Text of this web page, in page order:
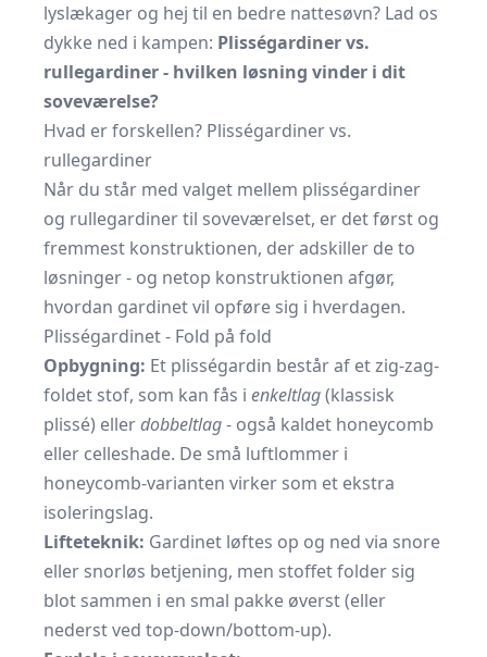
lyslækager og hej til en bedre nattesøvn? Lad os
dykke ned i kampen: Plisségardiner vs.
rullegardiner - hvilken løsning vinder i dit
soveværelse?
Hvad er forskellen? Plisségardiner vs.
rullegardiner
Når du står med valget mellem plisségardiner
og rullegardiner til soveværelset, er det først og
fremmest konstruktionen, der adskiller de to
løsninger - og netop konstruktionen afgør,
hvordan gardinet vil opføre sig i hverdagen.
Plisségardinet - Fold på fold
Opbygning: Et plisségardin består af et zig-zag-
foldet stof, som kan fås i enkeltlag(klassisk
plissé) ellerdobbeltlag- også kaldet honeycomb
eller celleshade. De små luftlommer i
honeycomb-varianten virker som et ekstra
isoleringslag.
Lifteteknik: Gardinet løftes op og ned via snore
eller snorløs betjening, men stoffet folder sig
blot sammen i en smal pakke øverst (eller
nederst ved top-down/bottom-up).